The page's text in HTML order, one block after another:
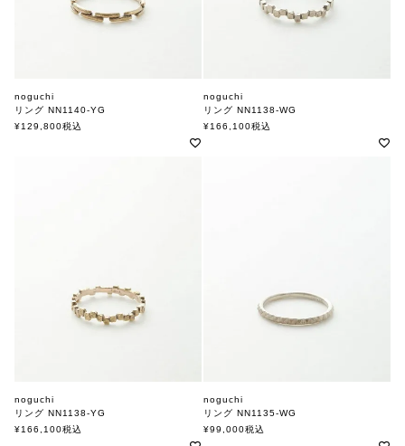
noguchi
リング NN1140-YG
ノグチ
¥129,800税込
noguchi
リング NN1138-WG
ノグチ
¥166,100税込
noguchi
リング NN1138-YG
ノグチ
¥166,100税込
noguchi
リング NN1135-WG
ノグチ
¥99,000税込